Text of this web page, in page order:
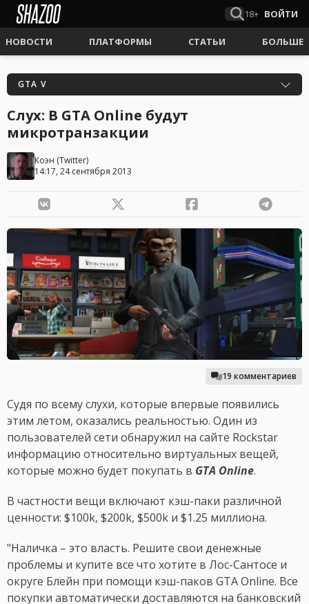
18+ ВОЙТИ
НОВОСТИ ПЛАТФОРМЫ СТАТЬИ БОЛЬШЕ
GTA V
Слух: В GTA Online будут
микротранзакции
Коэн (Twitter)
14:17, 24 сентября 2013
19 комментариев
Судя по всему слухи, которые впервые появились
этим летом, оказались реальностью. Один из
пользователей сети обнаружил на сайте Rockstar
информацию относительно виртуальных вещей,
которые можно будет покупать в GTA Online.
В частности вещи включают кэш-паки различной
ценности: $100k, $200k, $500k и $1.25 миллиона.
"Наличка – это власть. Решите свои денежные
проблемы и купите все что хотите в Лос-Сантосе и
округе Блейн при помощи кэш-паков GTA Online. Все
покупки автоматически доставляются на банковский